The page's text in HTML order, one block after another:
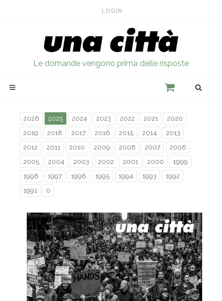
LOGIN
Le domande vengono prima delle risposte
2026 2025 2024 2023 2022 2021
2020
2019
2018 2017 2016 2015 2014
2013
2012
2011 2010 2009 2008 2007
2006
2005
2004 2003 2002 2001 2000
1999
1998
1997 1996 1995 1994 1993
1992
1991
0